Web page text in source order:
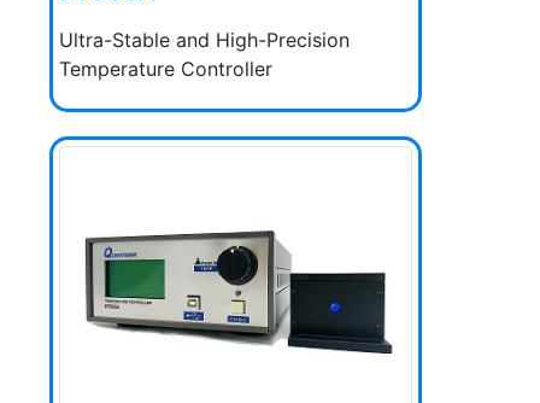
Ultra-Stable and High-Precision
Temperature Controller